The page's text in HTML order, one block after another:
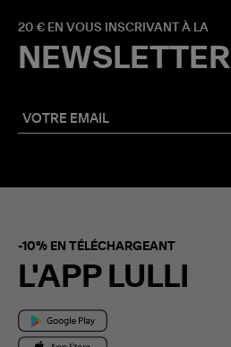
20 € EN VOUS INSCRIVANT À LA
NEWSLETTER
-10% EN TÉLÉCHARGEANT
L'APP LULLI